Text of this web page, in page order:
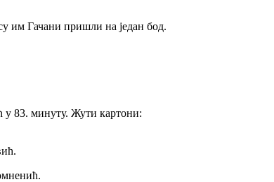
им Гачани пришли на један бод.
у 83. минуту. Жути картони: